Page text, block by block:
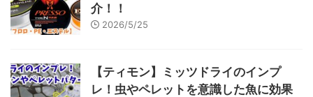
介！！
2026/5/25
【ティモン】ミッツドライのインプ
レ！虫やペレットを意識した魚に効果